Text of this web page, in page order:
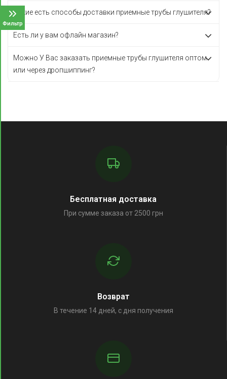
Фильтр
Какие есть способы доставки приемные трубы глушителя?
Есть ли у вам офлайн магазин?
Можно У Вас заказать приемные трубы глушителя оптом
или через дропшиппинг?
Бесплатная доставка
При сумме заказа от 2500 грн
Возврат
В течение 14 дней, с дня получения